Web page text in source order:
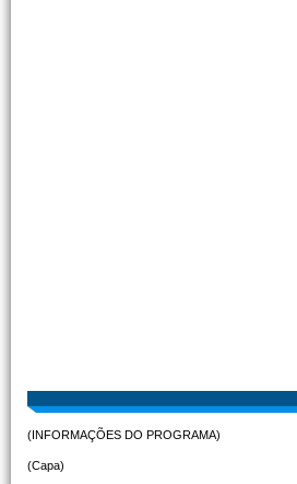
(INFORMAÇÕES DO PROGRAMA)
(Capa)